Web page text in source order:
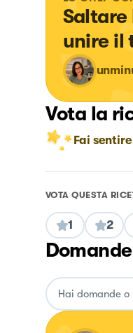
unire il
Vota la
Fai
VOTA QUESTA
1 2